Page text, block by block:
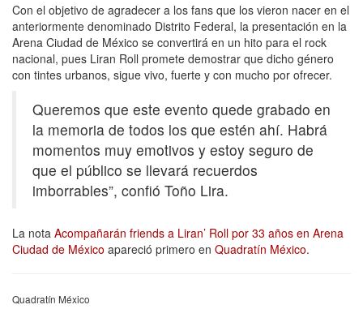
Con el objetivo de agradecer a los fans que los vieron nacer en el
anteriormente denominado Distrito Federal, la presentación en la
Arena Ciudad de México se convertirá en un hito para el rock
nacional, pues Liran Roll promete demostrar que dicho género
con tintes urbanos, sigue vivo, fuerte y con mucho por ofrecer.
Queremos que este evento quede grabado en
la memoria de todos los que estén ahí. Habrá
momentos muy emotivos y estoy seguro de
que el público se llevará recuerdos
imborrables”, confió Toño Lira.
La nota Acompañarán friends a Liran’ Roll por 33 años en Arena
Ciudad de México apareció primero en Quadratín México.
Quadratín México